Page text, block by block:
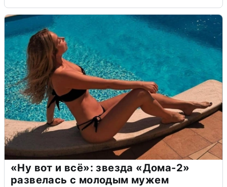
«Ну вот и всё»: звезда «Дома-2»
развелась с молодым мужем